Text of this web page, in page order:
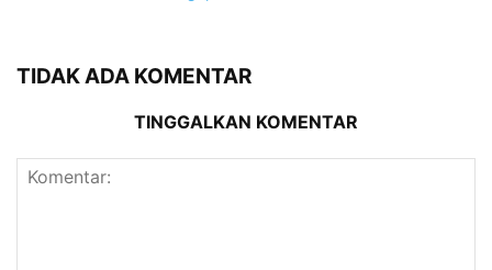
TIDAK ADA KOMENTAR
TINGGALKAN KOMENTAR